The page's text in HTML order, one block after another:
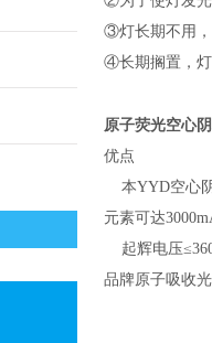
③灯长期不用，
④长期搁置，
原子荧光空心
优点
本YYD空心阴
元素可达
起辉电压
品牌原子吸收